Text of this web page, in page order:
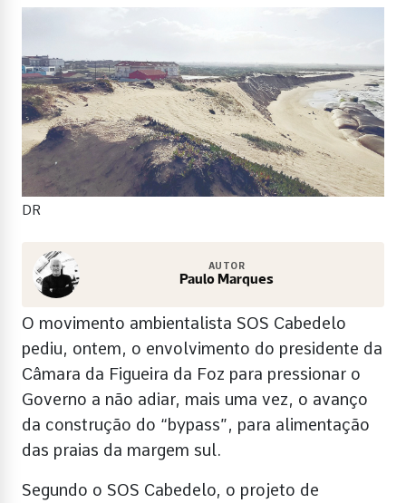
DR
AUTOR
Paulo Marques
O movimento ambientalista SOS Cabedelo
pediu, ontem, o envolvimento do presidente da
Câmara da Figueira da Foz para pressionar o
Governo a não adiar, mais uma vez, o avanço
da construção do “bypass”, para alimentação
das praias da margem sul.
Segundo o SOS Cabedelo, o projeto de